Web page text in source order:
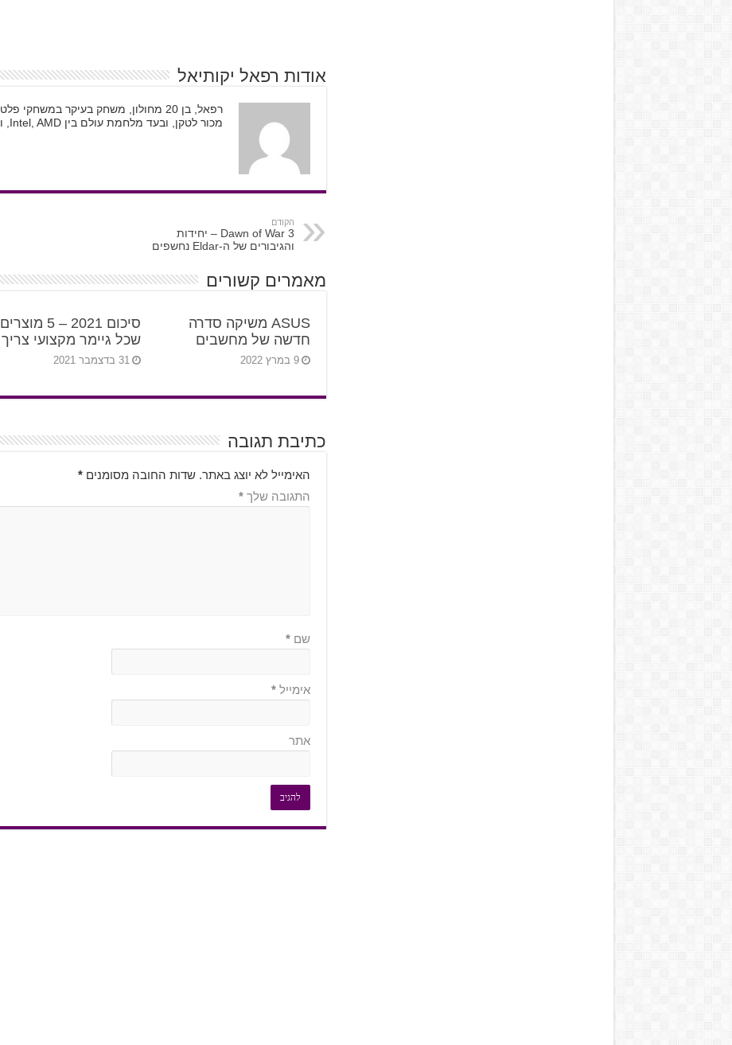
אודות רפאל יקותיאל
מכור לטקן, ובעד מלחמת עולם בין Intel, AMD, ו-Nvidia.
הקודם
Dawn of War 3 – יחידות
והגיבורים של ה-Eldar נחשפים
מאמרים קשורים
ASUS משיקה סדרה
חדשה של מחשבים
9 במרץ 2022
סיכום 2021 – 5 מוצרים
שכל גיימר מקצועי צריך
31 בדצמבר 2021
כתיבת תגובה
האימייל לא יוצג באתר. שדות החובה מסומנים*
התגובה שלך*
שם*
אימייל*
אתר